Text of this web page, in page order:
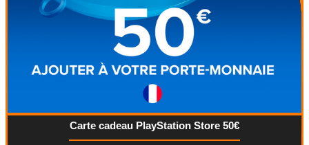
Carte cadeau PlayStation Store 50€